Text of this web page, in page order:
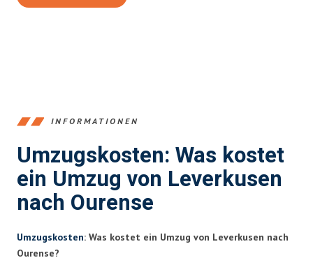
INFORMATIONEN
Umzugskosten: Was kostet
ein Umzug von Leverkusen
nach Ourense
Umzugskosten: Was kostet ein Umzug von Leverkusen nach
Ourense?